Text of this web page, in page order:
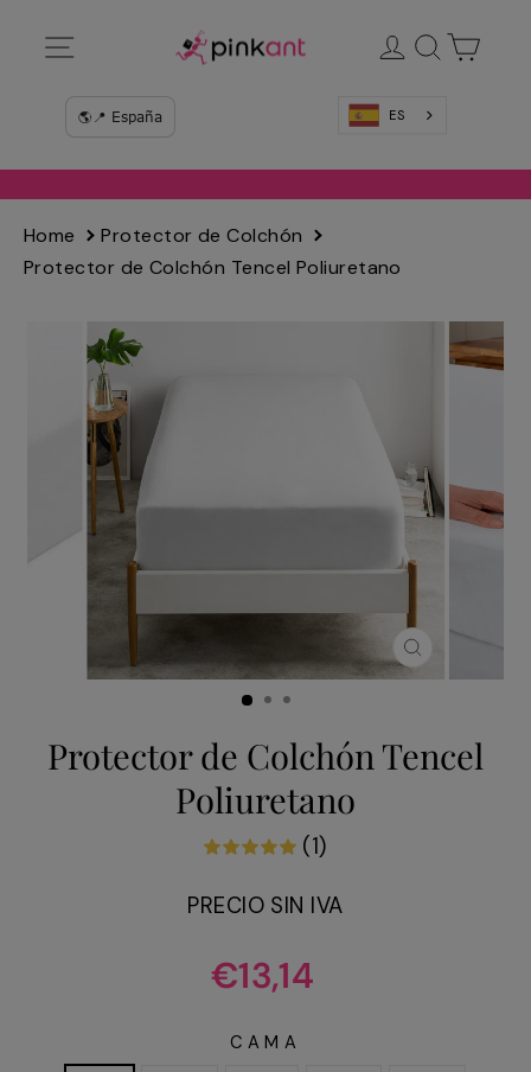
directamente
Ingresar
Buscar
ES
Home
Protector de Colchón
Protector de Colchón Tencel Poliuretano
CERRAR
(ESC)
Protector de Colchón Tencel
Poliuretano
(1)
PRECIO SIN IVA
Precio
habitual
€13,14
CAMA